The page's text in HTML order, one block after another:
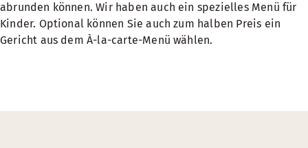
abrunden können. Wir haben auch ein spezielles Menü für
Kinder. Optional können Sie auch zum halben Preis ein
Gericht aus dem À-la-carte-Menü wählen.